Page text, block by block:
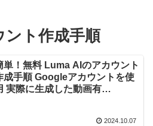
ト作成手順
単！無料 Luma AIのアカウント
成手順 Googleアカウントを使
実際に生成した動画有
2024.10.07